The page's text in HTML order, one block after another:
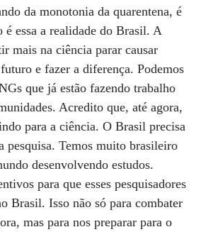
da monotonia da quarentena, é
é essa a realidade do Brasil. A
mais na ciência parar causar
e fazer a diferença. Podemos
que já estão fazendo trabalho
Acredito que, até agora,
para a ciência. O Brasil precisa
pesquisa. Temos muito brasileiro
desenvolvendo estudos.
para que esses pesquisadores
Brasil. Isso não só para combater
mas para nos preparar para o